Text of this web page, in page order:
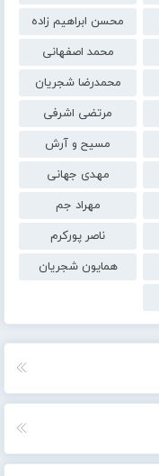
محسن ابراهیم زاده
محمد اصفهانی
محمدرضا شجریان
مرتضی اشرفی
مسیح و آرش
مهدی جهانی
مهراد جم
ناصر پورکرم
همایون شجریان